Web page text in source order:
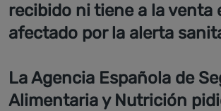
recibido ni tiene a la venta
afectado por la alerta
La Agencia Española de
Alimentaria y Nutrición